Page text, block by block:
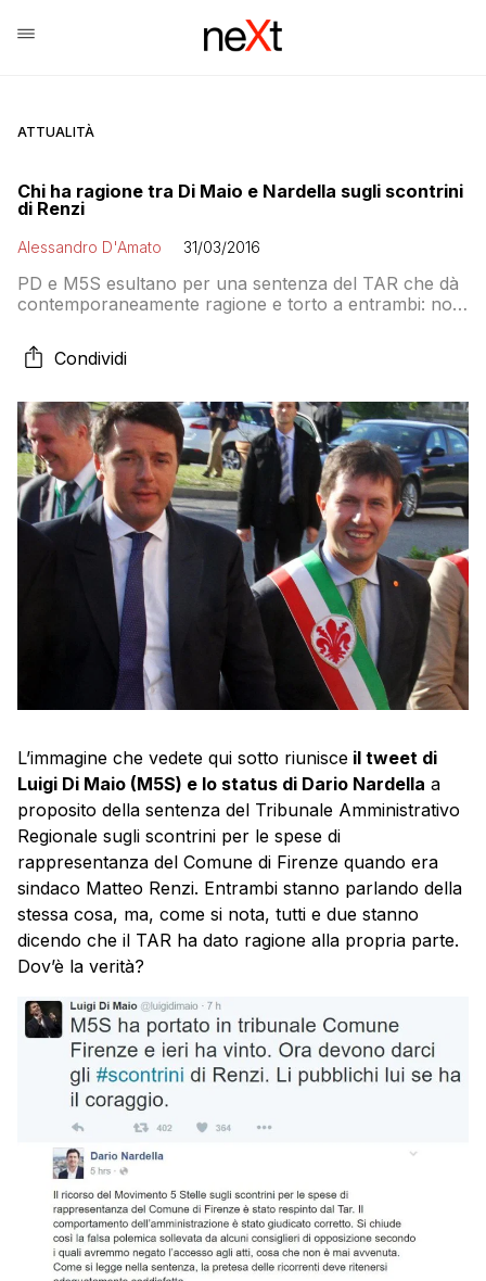
ATTUALITÀ
Chi ha ragione tra Di Maio e Nardella sugli scontrini
di Renzi
Alessandro D'Amato 31/03/2016
PD e M5S esultano per una sentenza del TAR che dà
contemporaneamente ragione e torto a entrambi: non
Condividi
L’immagine che vedete qui sotto riunisce il tweet di
Luigi Di Maio (M5S) e lo status di Dario Nardella a
proposito della sentenza del Tribunale Amministrativo
Regionale sugli scontrini per le spese di
rappresentanza del Comune di Firenze quando era
sindaco Matteo Renzi. Entrambi stanno parlando della
stessa cosa, ma, come si nota, tutti e due stanno
dicendo che il TAR ha dato ragione alla propria parte.
Dov’è la verità?